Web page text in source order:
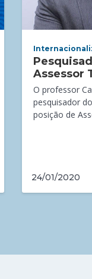
Assessor
O professor
pesquisador
posição de
24/01/2020